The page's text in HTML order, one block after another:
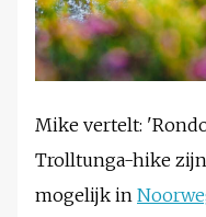
Mike vertelt:
Trolltunga-hike
mogelijk in